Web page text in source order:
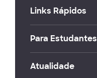
Links Rápidos
Para Estudantes
Atualidade